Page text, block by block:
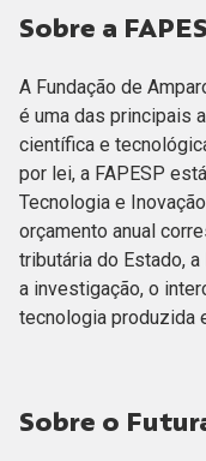
Sobre a
A Fundação de
é uma das principais
científica e
por lei, a FAPESP
Tecnologia e
orçamento anual
tributária do Estado,
a investigação, o
tecnologia produzida
Sobre o